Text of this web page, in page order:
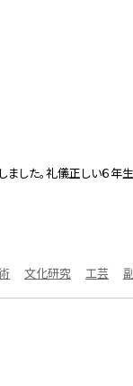
した。礼儀正しい６年
文化研究 工芸